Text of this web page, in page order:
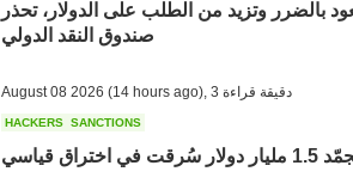
بالضرر وتزيد من الطلب على الدولار، تحذر
صندوق النقد الدولي
August 08 2026 (14 hours ago) 3 دقيقة قراءة
HACKERS SANCTIONS
قياسي